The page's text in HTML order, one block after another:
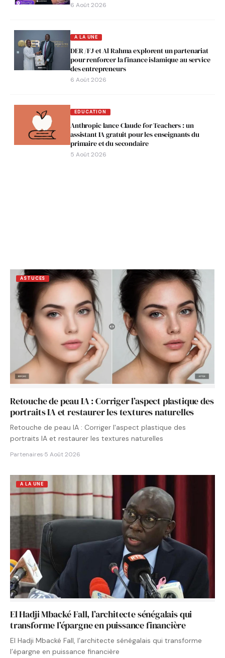
6 Août 2026
A LA UNE
DER /FJ et Al Rahma explorent un partenariat
pour renforcer la finance islamique au service
des entrepreneurs
6 Août 2026
EDUCATION
Anthropic lance Claude for Teachers : un
assistant IA gratuit pour les enseignants du
primaire et du secondaire
5 Août 2026
ASTUCES
Retouche de peau IA : Corriger l’aspect plastique des
portraits IA et restaurer les textures naturelles
Retouche de peau IA : Corriger l'aspect plastique des
portraits IA et restaurer les textures naturelles
Partenaires·5 Août 2026
A LA UNE
El Hadji Mbacké Fall, l’architecte sénégalais qui
transforme l’épargne en puissance financière
El Hadji Mbacké Fall, l’architecte sénégalais qui transforme
l’épargne en puissance financière